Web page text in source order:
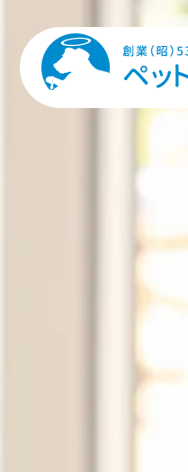
HOME
プラ
施設
ご利用
ご利
よくあ
納骨